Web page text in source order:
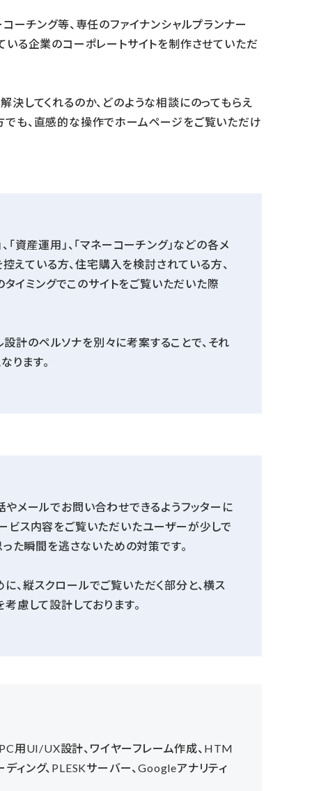
ーチング等、専任のファイナンシャルプランナー
いる企業のコーポレートサイトを制作させていただ
してくれるのか、どのような相談にのってもらえ
も、直感的な操作でホームページをご覧いただけ
「資産運用」、「マネーコーチング」などの各メ
えている方、住宅購入を検討されている方、
イミングでこのサイトをご覧いただいた際
計のペルソナを別々に考案することで、それ
ります。
やメールでお問い合わせできるようフッターに
ビス内容をご覧いただいたユーザーが少しで
った瞬間を逃さないための対策です。
、縦スクロールでご覧いただく部分と、横ス
慮して設計しております。
用UI/UX設計、ワイヤーフレーム作成、HTM
ィング、PLESKサーバー、Googleアナリティ